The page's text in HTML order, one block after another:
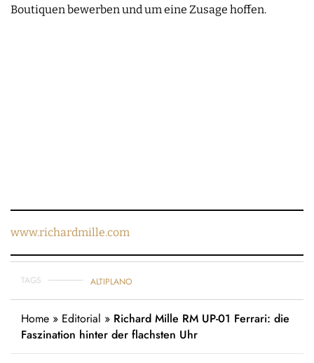
Boutiquen bewerben und um eine Zusage hoffen.
www.richardmille.com
TAGS ALTIPLANO
Home » Editorial » Richard Mille RM UP-01 Ferrari: die
Faszination hinter der flachsten Uhr